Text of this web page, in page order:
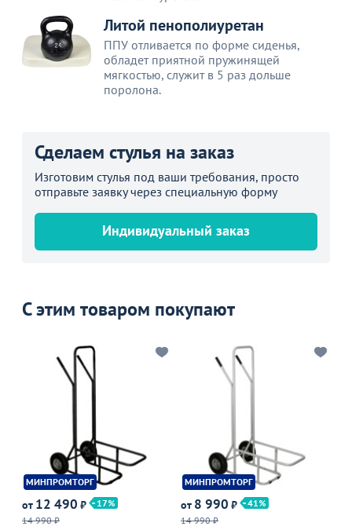
Литой пенополиуретан
ППУ отливается по форме сиденья,
обладет приятной пружинящей
мягкостью, служит в 5 раз дольше
поролона.
Сделаем стулья на заказ
Изготовим стулья под ваши требования, просто
отправьте заявку через специальную форму
Индивидуальный заказ
С этим товаром покупают
МИНПРОМТОРГ
от 12 490 ₽
17
14 990 ₽
МИНПРОМТОРГ
от 8 990 ₽
41
14 990 ₽